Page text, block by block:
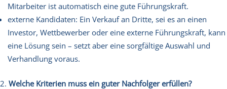
Mitarbeiter ist automatisch eine gute Führungskraft.
externe Kandidaten: Ein Verkauf an Dritte, sei es an einen
Investor, Wettbewerber oder eine externe Führungskraft, kann
eine Lösung sein – setzt aber eine sorgfältige Auswahl und
Verhandlung voraus.
Welche Kriterien muss ein guter Nachfolger erfüllen?